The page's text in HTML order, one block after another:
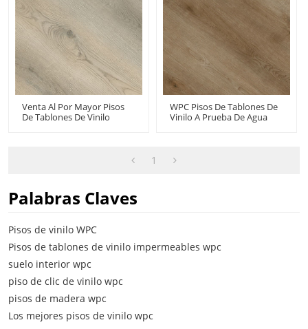
Venta Al Por Mayor Pisos
De Tablones De Vinilo
WPC Pisos De Tablones De
Vinilo A Prueba De Agua
Duradero Antideslizante
1
Palabras Claves
Pisos de vinilo WPC
Pisos de tablones de vinilo impermeables wpc
suelo interior wpc
piso de clic de vinilo wpc
pisos de madera wpc
Los mejores pisos de vinilo wpc